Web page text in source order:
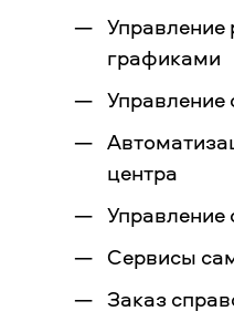
графиками
Управление
центра
Управление
Сервисы
Заказ